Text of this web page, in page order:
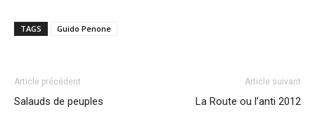
TAGS Guido Penone
Article précédent
Salauds de peuples
Article suivant
La Route ou l’anti 2012